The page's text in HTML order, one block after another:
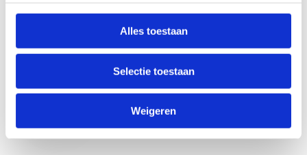
Alles toestaan
Selectie toestaan
Weigeren
Anti-Robot Verification
Click to start verification
Verzend